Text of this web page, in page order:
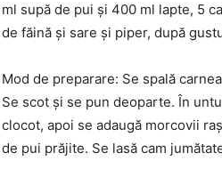
ml supă de pui și 400 ml lapte, 5
de făină și sare și piper, după
Mod de preparare: Se spală
Se scot și se pun deoparte. În
clocot, apoi se adaugă morcovii
de pui prăjite. Se lasă cam